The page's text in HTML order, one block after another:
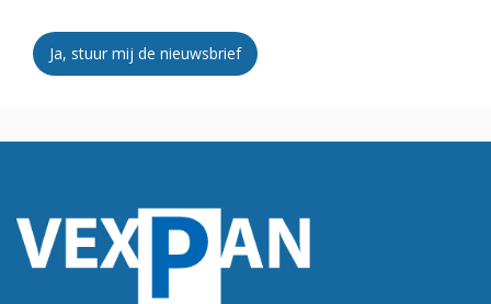
Ja, stuur mij de nieuwsbrief